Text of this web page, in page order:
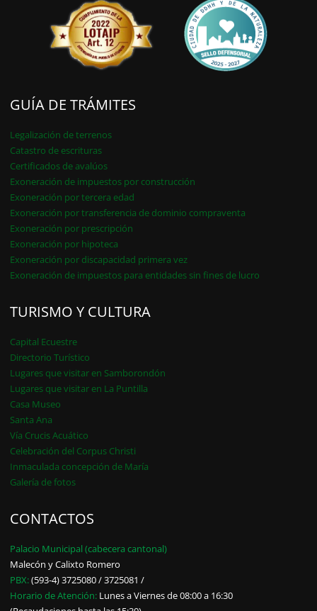
GUÍA DE TRÁMITES
Legalización de terrenos
Catastro de escrituras
Certificados de avalúos
Exoneración de impuestos por construcción
Exoneración por tercera edad
Exoneración por transferencia de dominio compraventa
Exoneración por prescripción
Exoneración por hipoteca
Exoneración por discapacidad primera vez
Exoneración de impuestos para entidades sin fines de lucro
TURISMO Y CULTURA
Capital Ecuestre
Directorio Turístico
Lugares que visitar en Samborondón
Lugares que visitar en La Puntilla
Casa Museo
Santa Ana
Vía Crucis Acuático
Celebración del Corpus Christi
Inmaculada concepción de María
Galería de fotos
CONTACTOS
Palacio Municipal (cabecera cantonal)
Malecón y Calixto Romero
PBX:(593-4) 3725080 / 3725081 /
Horario de Atención: Lunes a Viernes de 08:00 a 16:30